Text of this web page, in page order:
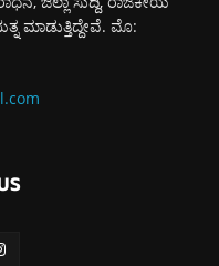
ಮಾಡುತ್ತಿದ್ದೇವೆ. ಮೊ: